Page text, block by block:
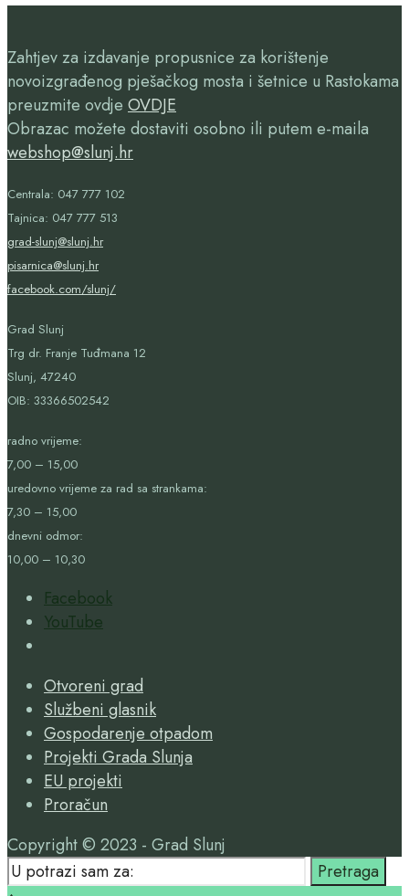
Zahtjev za izdavanje propusnice za korištenje
novoizgrađenog pješačkog mosta i šetnice u Rastokama
preuzmite ovdje OVDJE
Obrazac možete dostaviti osobno ili putem e-maila
webshop@slunj.hr
Centrala: 047 777 102
Tajnica: 047 777 513
grad-slunj@slunj.hr
pisarnica@slunj.hr
facebook.com/slunj/
Grad Slunj
Trg dr. Franje Tuđmana 12
Slunj, 47240
OIB: 33366502542
radno vrijeme:
7,00 – 15,00
uredovno vrijeme za rad sa strankama:
7,30 – 15,00
dnevni odmor:
10,00 – 10,30
Facebook
YouTube
Window
Otvoreni grad
Službeni glasnik
Gospodarenje otpadom
Projekti Grada Slunja
EU projekti
Proračun
Copyright © 2023 - Grad Slunj
Search
for:
Pretraga